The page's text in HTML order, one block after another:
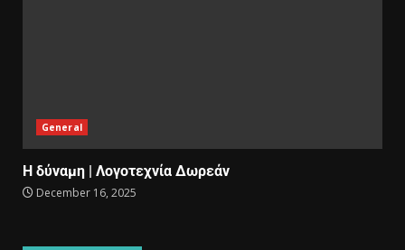
General
Η δύναμη | Λογοτεχνία Δωρεάν
December 16, 2025